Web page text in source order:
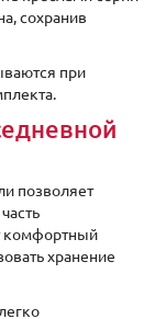
сохранив
при
позволяет
комфортный
хранение